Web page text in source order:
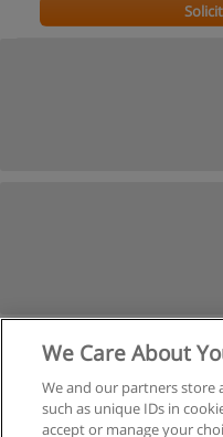
We Care About
We and our partners store
such as unique IDs in
accept or manage your